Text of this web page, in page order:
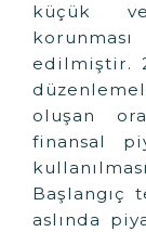
küçük ve
edilmiştir.
oluşan
finansal
Başlangıç
aslında